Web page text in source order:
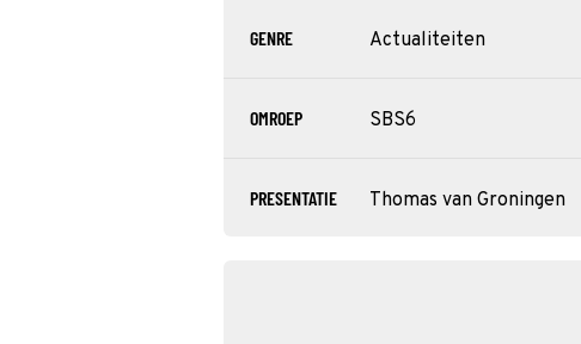
GENRE Actualiteiten
OMROEP SBS6
PRESENTATIE Thomas van Groningen